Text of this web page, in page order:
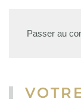
Passer au